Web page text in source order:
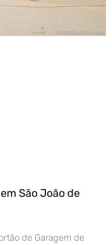
São João de
de Garagem de